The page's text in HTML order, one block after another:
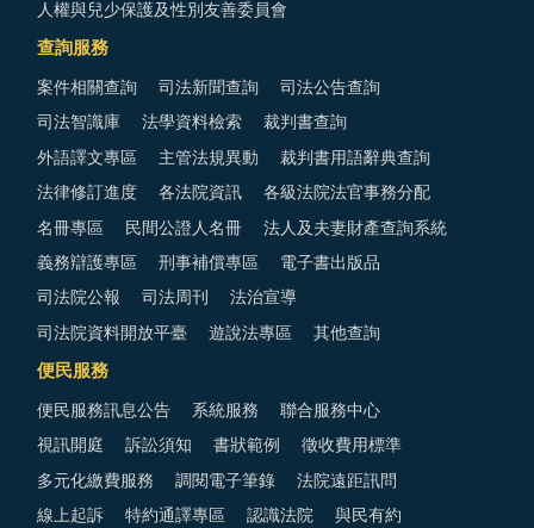
人權與兒少保護及性別友善委員會
查詢服務
案件相關查詢 司法新聞查詢 司法公告查詢
司法智識庫 法學資料檢索 裁判書查詢
外語譯文專區 主管法規異動 裁判書用語辭典查詢
法律修訂進度 各法院資訊 各級法院法官事務分配
名冊專區 民間公證人名冊 法人及夫妻財產查詢系統
義務辯護專區 刑事補償專區 電子書出版品
司法院公報 司法周刊 法治宣導
司法院資料開放平臺 遊說法專區 其他查詢
便民服務
便民服務訊息公告 系統服務 聯合服務中心
視訊開庭 訴訟須知 書狀範例 徵收費用標準
多元化繳費服務 調閱電子筆錄 法院遠距訊問
線上起訴 特約通譯專區 認識法院 與民有約